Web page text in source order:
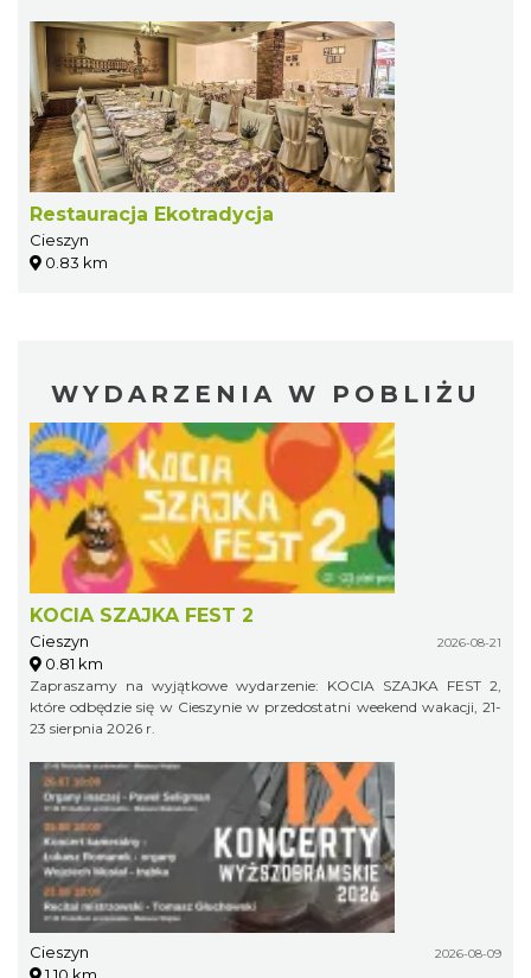
Restauracja Ekotradycja
Cieszyn
0.83 km
WYDARZENIA W POBLIŻU
KOCIA SZAJKA FEST 2
Cieszyn 2026-08-21
0.81 km
Zapraszamy na wyjątkowe wydarzenie: KOCIA SZAJKA FEST 2,
które odbędzie się w Cieszynie w przedostatni weekend wakacji, 21-
23 sierpnia 2026 r.
Cieszyn 2026-08-09